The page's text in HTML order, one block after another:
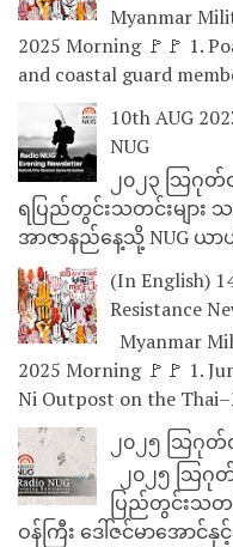
Myanmar
2025 Morning 🚩🚩 1.
and coastal guard
10th AUG
NUG
၂၀၂၃ သြဂု
ရပြည်တွင်းသတင်းများ သ
အာဇာနည်နေ့သို့ NUG ယ
(In English)
Resistance
Myanmar
2025 Morning 🚩🚩 1.
Ni Outpost on the
၂၀၂၅ သြဂု
၂၀၂၅ သြဂု
ပြည်တွင်းသတင်း
ဝန်ကြီး ဒေါ်ဇင်မာအောင်နှ